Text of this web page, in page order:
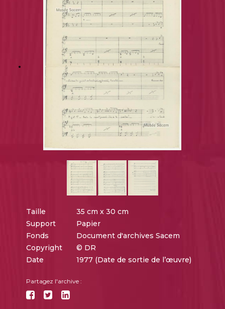
Taille
35 cm x 30 cm
Support
Papier
Fonds
Document d'archives Sacem
Copyright
© DR
Date
1977 (Date de sortie de l’œuvre)
Partagez l'archive :